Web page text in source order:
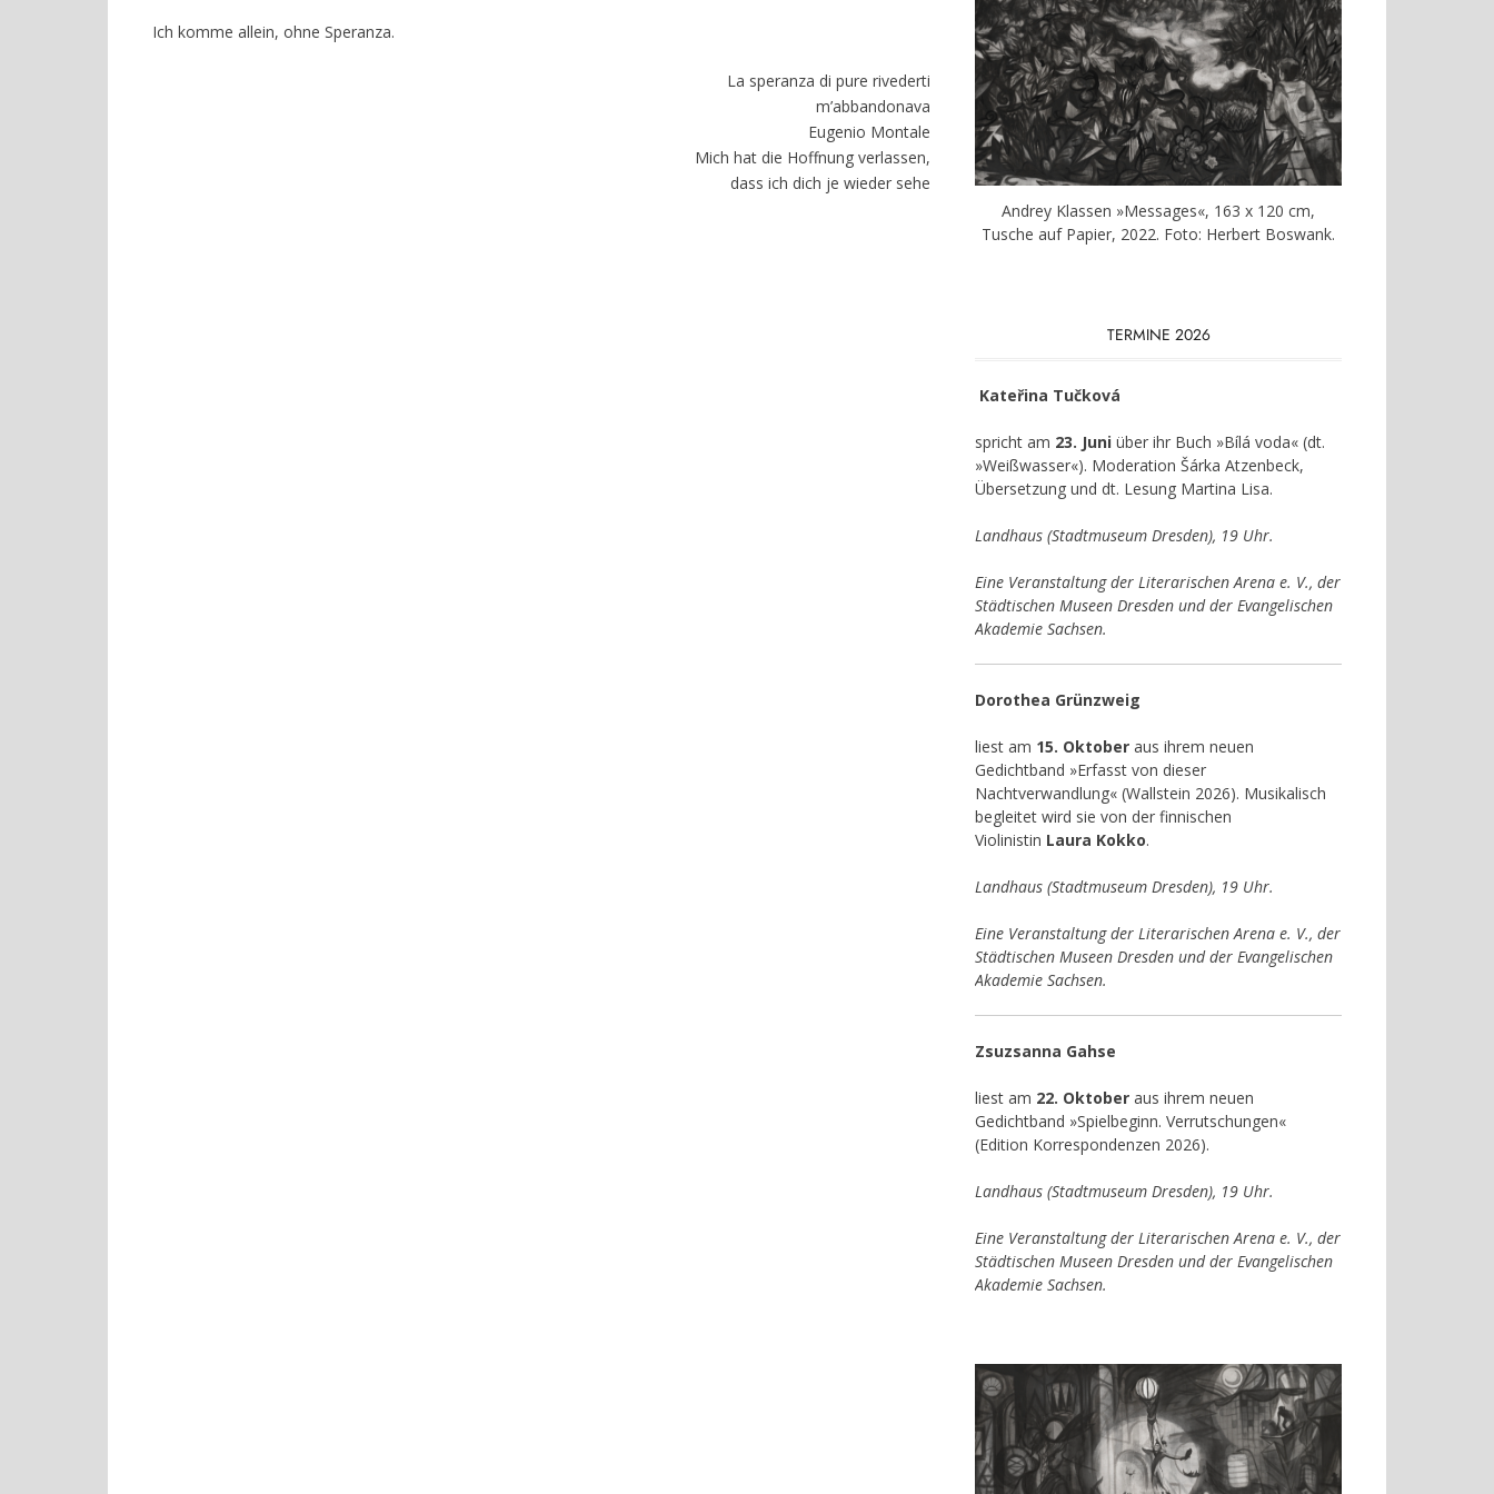
Ich komme allein, ohne Speranza.
La speranza di pure rivederti
m’abbandonava
Eugenio Montale
Mich hat die Hoffnung verlassen,
dass ich dich je wieder sehe
Andrey Klassen »Messages«, 163 x 120 cm,
Tusche auf Papier, 2022. Foto: Herbert Boswank.
TERMINE 2026
Kateřina Tučková
spricht am 23. Juni über ihr Buch »Bílá voda« (dt.
»Weißwasser«). Moderation Šárka Atzenbeck,
Übersetzung und dt. Lesung Martina Lisa.
Landhaus (Stadtmuseum Dresden), 19 Uhr.
Eine Veranstaltung der Literarischen Arena e. V., der
Städtischen Museen Dresden und der Evangelischen
Akademie Sachsen.
Dorothea Grünzweig
liest am 15. Oktober aus ihrem neuen
Gedichtband »Erfasst von dieser
Nachtverwandlung« (Wallstein 2026). Musikalisch
begleitet wird sie von der finnischen
Violinistin Laura Kokko.
Landhaus (Stadtmuseum Dresden), 19 Uhr.
Eine Veranstaltung der Literarischen Arena e. V., der
Städtischen Museen Dresden und der Evangelischen
Akademie Sachsen.
Zsuzsanna Gahse
liest am 22. Oktober aus ihrem neuen
Gedichtband »Spielbeginn. Verrutschungen«
(Edition Korrespondenzen 2026).
Landhaus (Stadtmuseum Dresden), 19 Uhr.
Eine Veranstaltung der Literarischen Arena e. V., der
Städtischen Museen Dresden und der Evangelischen
Akademie Sachsen.